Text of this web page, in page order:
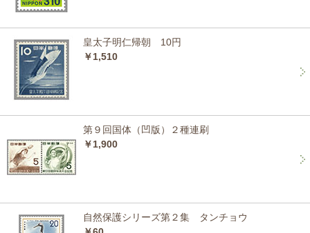
皇太子明仁帰朝 10円
￥1,510
第９回国体（凹版）２種連刷
￥1,900
自然保護シリーズ第２集 タンチョウ